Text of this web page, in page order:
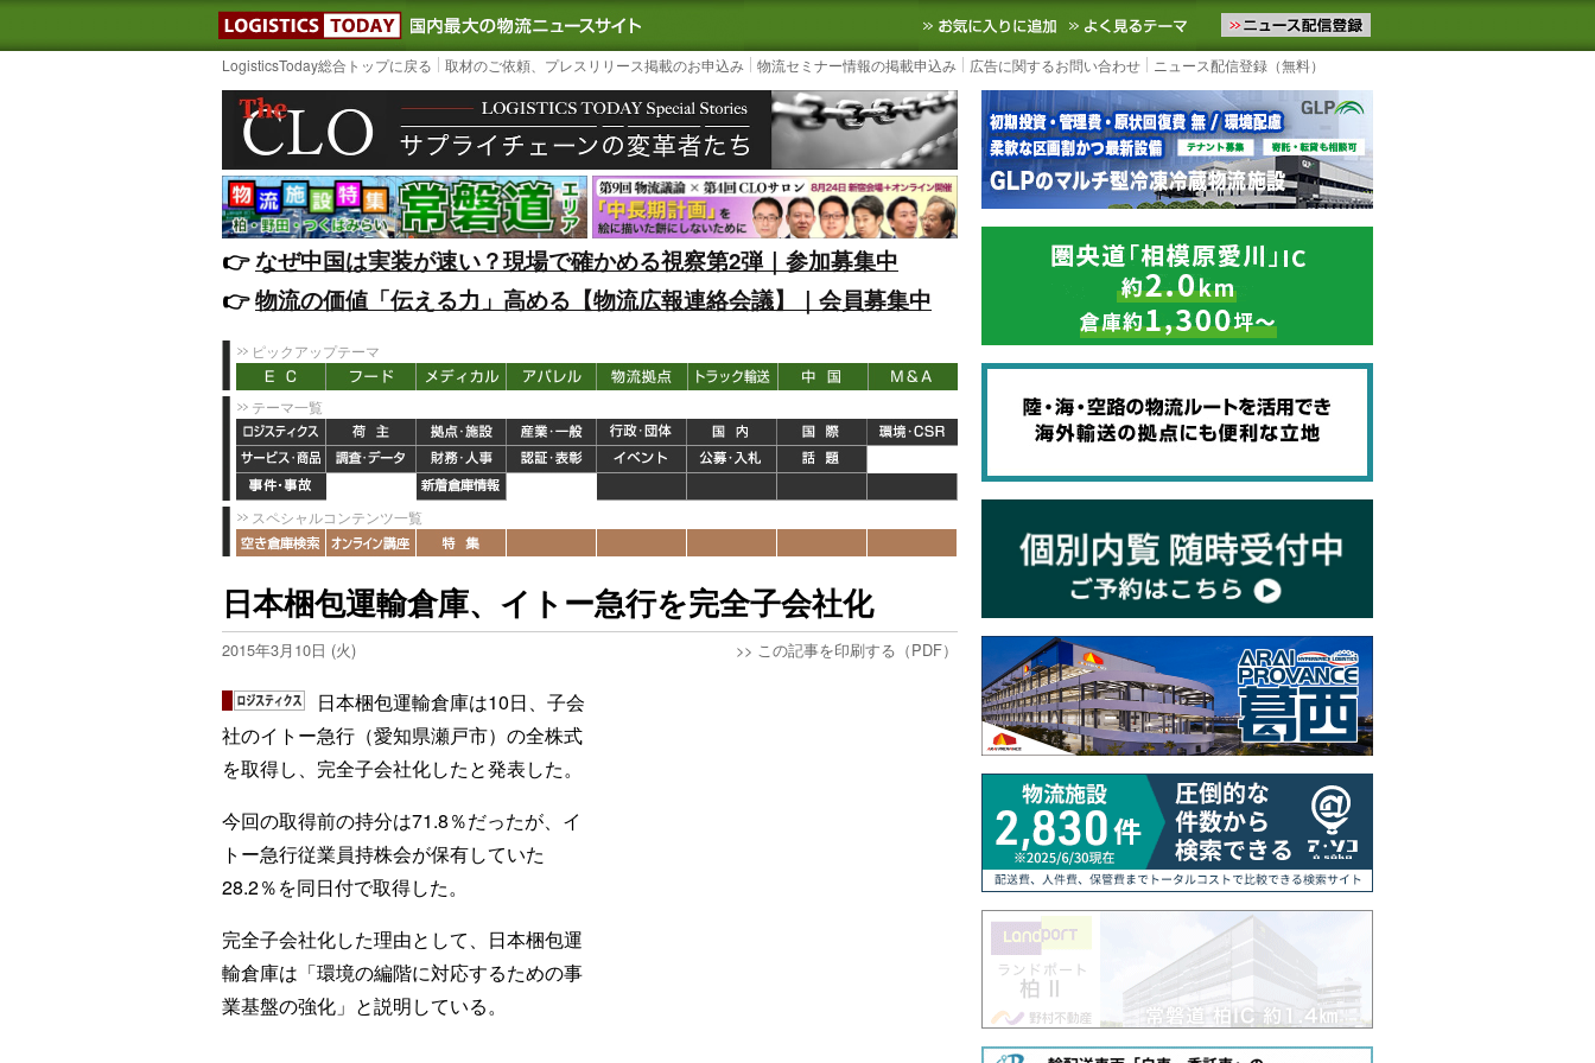
LOGISTICS TODAY｜国内最大の物流ニュースサイト3PL, SCMなど国内外の最新の物流ニュースをお届けします。物流ニュースメール配信を登録す
お気に入りに追加 よく見るテーマ
LogisticsToday総合トップに戻る 取材のご依頼、プレスリリース掲載のお申込み 物流セミナー情報の掲載申込み 広告に関するお問い合わせ ニュース配信登録（無料）
👉️なぜ中国は実装が速い？現場で確かめる視察第2弾｜参加募集中
👉️物流の価値「伝える力」高める【物流広報連絡会議】｜会員募集中
ピックアップテーマ
テーマ一覧
スペシャルコンテンツ一覧
日本梱包運輸倉庫、イトー急行を完全子会社化
2015年3月10日 (火) >> この記事を印刷する（PDF）
日本梱包運輸倉庫は10日、子会
社のイトー急行（愛知県瀬戸市）の全株式
を取得し、完全子会社化したと発表した。
今回の取得前の持分は71.8％だったが、イ
トー急行従業員持株会が保有していた
28.2％を同日付で取得した。
完全子会社化した理由として、日本梱包運
輸倉庫は「環境の編階に対応するための事
業基盤の強化」と説明している。